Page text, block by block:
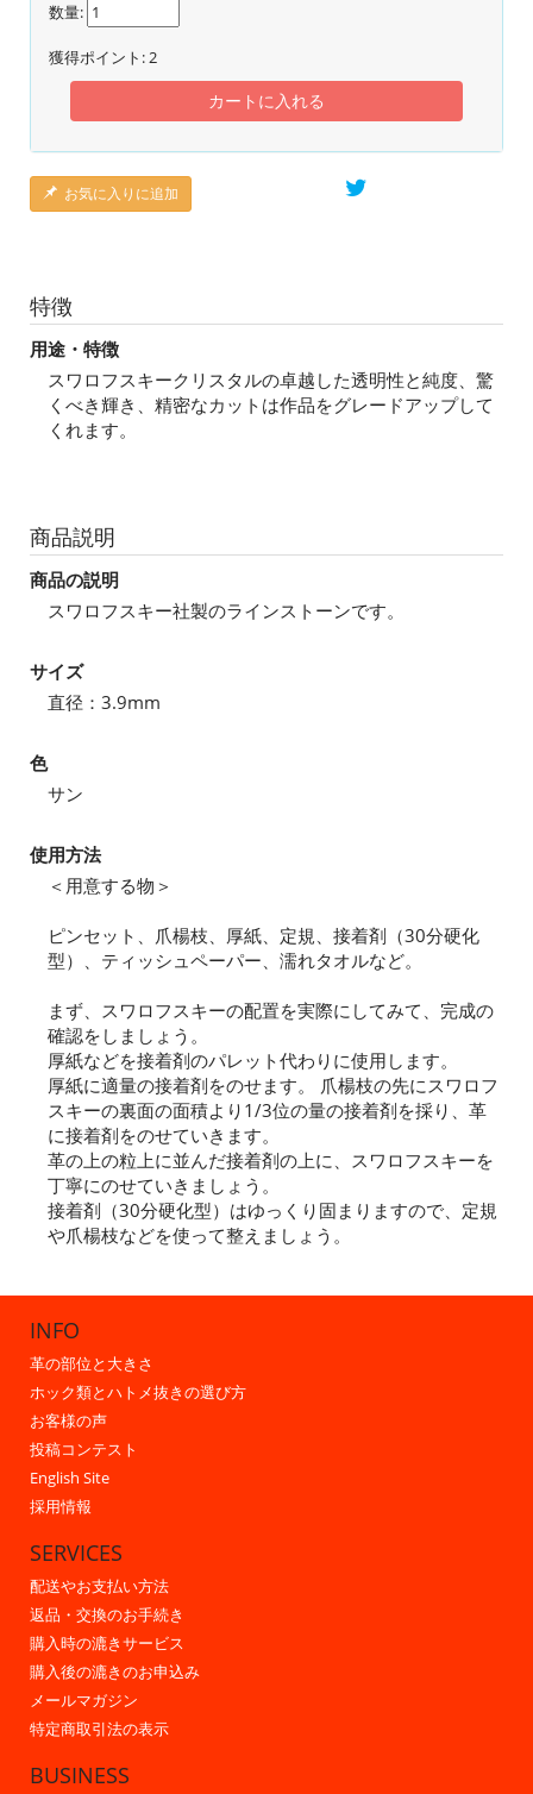
数量:
獲得ポイント:2
カートに入れる
お気に入りに追加
特徴
用途・特徴
スワロフスキークリスタルの卓越した透明性と純度、驚
くべき輝き、精密なカットは作品をグレードアップして
くれます。
商品説明
商品の説明
スワロフスキー社製のラインストーンです。
サイズ
直径：3.9mm
色
サン
使用方法
＜用意する物＞
ピンセット、爪楊枝、厚紙、定規、接着剤（30分硬化
型）、ティッシュペーパー、濡れタオルなど。
まず、スワロフスキーの配置を実際にしてみて、完成の
確認をしましょう。
厚紙などを接着剤のパレット代わりに使用します。
厚紙に適量の接着剤をのせます。 爪楊枝の先にスワロフ
スキーの裏面の面積より1/3位の量の接着剤を採り、革
に接着剤をのせていきます。
革の上の粒上に並んだ接着剤の上に、スワロフスキーを
丁寧にのせていきましょう。
接着剤（30分硬化型）はゆっくり固まりますので、定規
や爪楊枝などを使って整えましょう。
INFO
革の部位と大きさ
ホック類とハトメ抜きの選び方
お客様の声
投稿コンテスト
English Site
採用情報
SERVICES
配送やお支払い方法
返品・交換のお手続き
購入時の漉きサービス
購入後の漉きのお申込み
メールマガジン
特定商取引法の表示
BUSINESS